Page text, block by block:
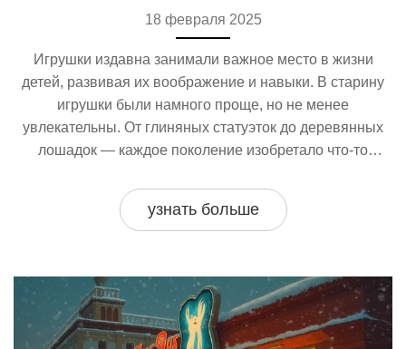
18 февраля 2025
Игрушки издавна занимали важное место в жизни
детей, развивая их воображение и навыки. В старину
игрушки были намного проще, но не менее
увлекательны. От глиняных статуэток до деревянных
лошадок — каждое поколение изобретало что-то
традициях прошлого, которые увлекали малышей по
всему миру.
узнать больше